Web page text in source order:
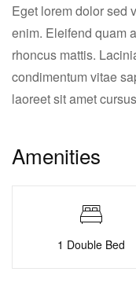
Eget lorem dolor sed
enim. Eleifend quam
rhoncus mattis.
condimentum vitae
laoreet sit amet
Amenities
1 Double Bed